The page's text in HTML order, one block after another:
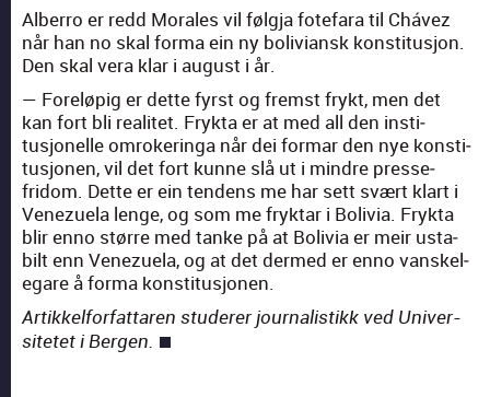
Alber­ro er redd Morales vil føl­g­ja fote­fara til Chávez
når han no skal for­ma ein ny boli­vian­sk kon­sti­tusjon.
Den skal vera klar i august i år.
— Foreløpig er dette fyrst og fremst frykt, men det
kan fort bli realitet. Fryk­ta er at med all den insti­
tusjonelle omro­keringa når dei for­mar den nye kon­sti­
tusjo­nen, vil det fort kunne slå ut i min­dre presse­
fridom. Dette er ein ten­dens me har sett svært klart i
Venezuela lenge, og som me fryk­tar i Bolivia. Fryk­ta
blir enno større med tanke på at Bolivia er meir usta­
bilt enn Venezuela, og at det dermed er enno vanskel­
e­gare å for­ma kon­sti­tusjo­nen.
Artikkelfor­fattaren stud­er­er jour­nal­is­tikk ved Uni­ver­
sitetet i Bergen.